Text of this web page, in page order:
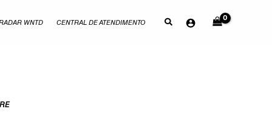
WNTD CENTRAL DE ATENDIMENTO